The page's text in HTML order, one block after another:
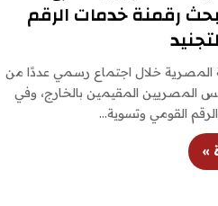
رقمنة خدمات الرقم
المصرية خلال اجتماع رسمي عددًا من
المصريين المقيمين بالخارج، وفي
القومي وتسوية…
»